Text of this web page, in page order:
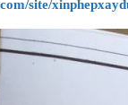
site/